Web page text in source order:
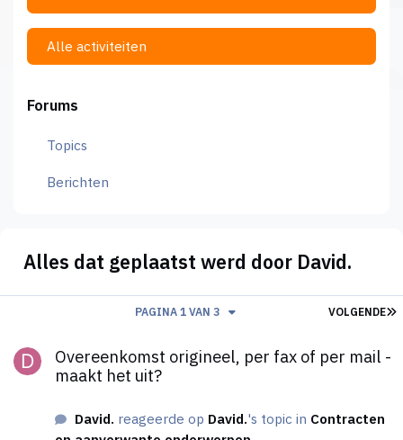
Alle activiteiten
Forums
Topics
Berichten
Alles dat geplaatst werd door David.
VOLGENDE
PAGINA 1 VAN 3
Overeenkomst origineel, per fax of per mail -
maakt het uit?
David. reageerde op David.'s topic in Contracten